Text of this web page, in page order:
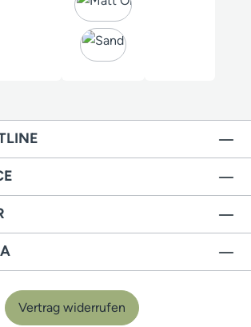
Vertrag widerrufen